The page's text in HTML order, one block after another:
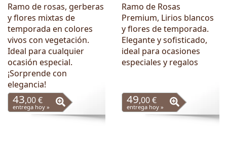
Ramo de rosas, gerberas
y flores mixtas de
temporada en colores
vivos con vegetación.
Ideal para cualquier
ocasión especial.
¡Sorprende con
elegancia!
43,00 €
entrega hoy »
Ramo de Rosas
Premium, Lirios blancos
y flores de temporada.
Elegante y sofisticado,
ideal para ocasiones
especiales y regalos
49,00 €
entrega hoy »